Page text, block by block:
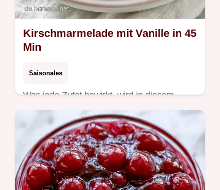
Kirschmarmelade mit Vanille in 45
Min
Saisonales
Was jede Zutat bewirkt, wird in diesem
Rezept genau erklärt. Diese
Kirschmarmelade mit Vanille ist eine
wunderbare Wahl für traditionelle
Vorratskammern.